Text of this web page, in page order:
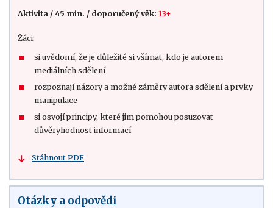
Aktivita / 45 min. / doporučený věk: 13+
Žáci:
si uvědomí, že je důležité si všímat, kdo je autorem
mediálních sdělení
rozpoznají názory a možné záměry autora sdělení a prvky
manipulace
si osvojí principy, které jim pomohou posuzovat
důvěryhodnost informací
Stáhnout PDF
Otázky a odpovědi